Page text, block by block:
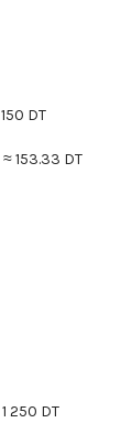
DT
153.33 DT
250 DT